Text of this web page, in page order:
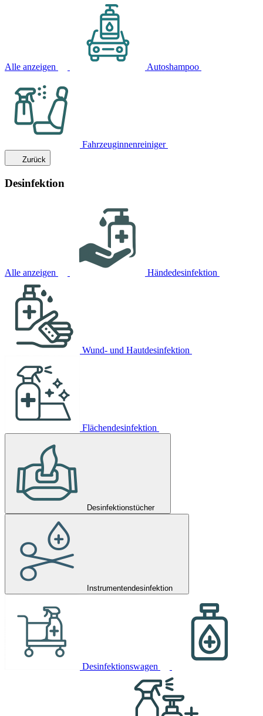
Alle anzeigen Autoshampoo
Fahrzeuginnenreiniger
Zurück
Desinfektion
Alle anzeigen Händedesinfektion
Wund- und Hautdesinfektion
Flächendesinfektion
Desinfektionstücher
Instrumentendesinfektion
Desinfektionswagen